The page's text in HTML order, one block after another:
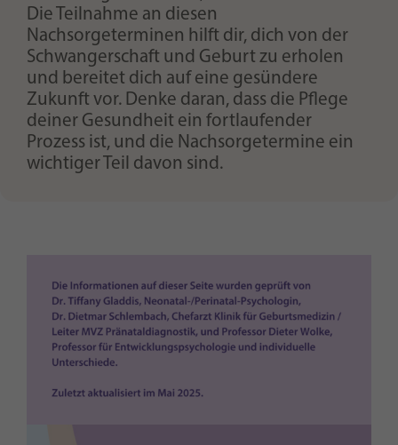
Die Teilnahme an diesen
Nachsorgeterminen hilft dir, dich von der
Schwangerschaft und Geburt zu erholen
und bereitet dich auf eine gesündere
Zukunft vor. Denke daran, dass die Pflege
deiner Gesundheit ein fortlaufender
Prozess ist, und die Nachsorgetermine ein
wichtiger Teil davon sind.